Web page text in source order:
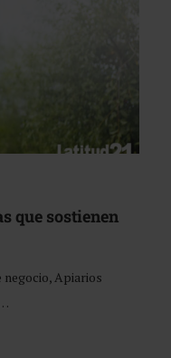
que sostienen
negocio, Apiarios